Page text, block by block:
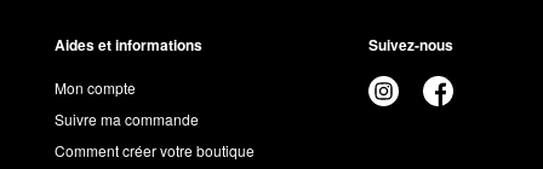
Aides et informations
Mon compte
Suivre ma commande
Comment créer votre boutique
Suivez-nous